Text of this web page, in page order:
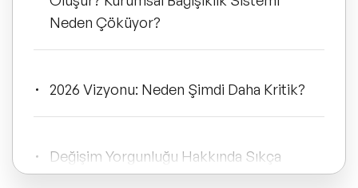
Tüm Konular
Trend Konular
🔥 Global Konuşmacılar
Neden Çöküyor?
2026 Vizyonu: Neden Şimdi Daha Kritik?
Değişim Yorgunluğu Hakkında Sıkça
Sorulan Sorular (SSS)